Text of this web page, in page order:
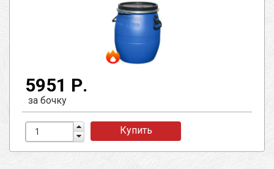
5951 Р.
за бочку
Купить